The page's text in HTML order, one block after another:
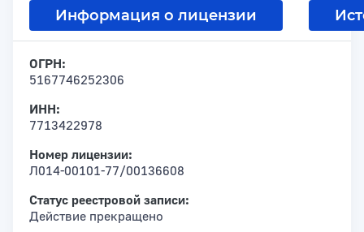
Информация о лицензии
ОГРН:
5167746252306
ИНН:
7713422978
Номер лицензии:
Л014-00101-77/00136608
Статус реестровой записи:
Действие прекращено